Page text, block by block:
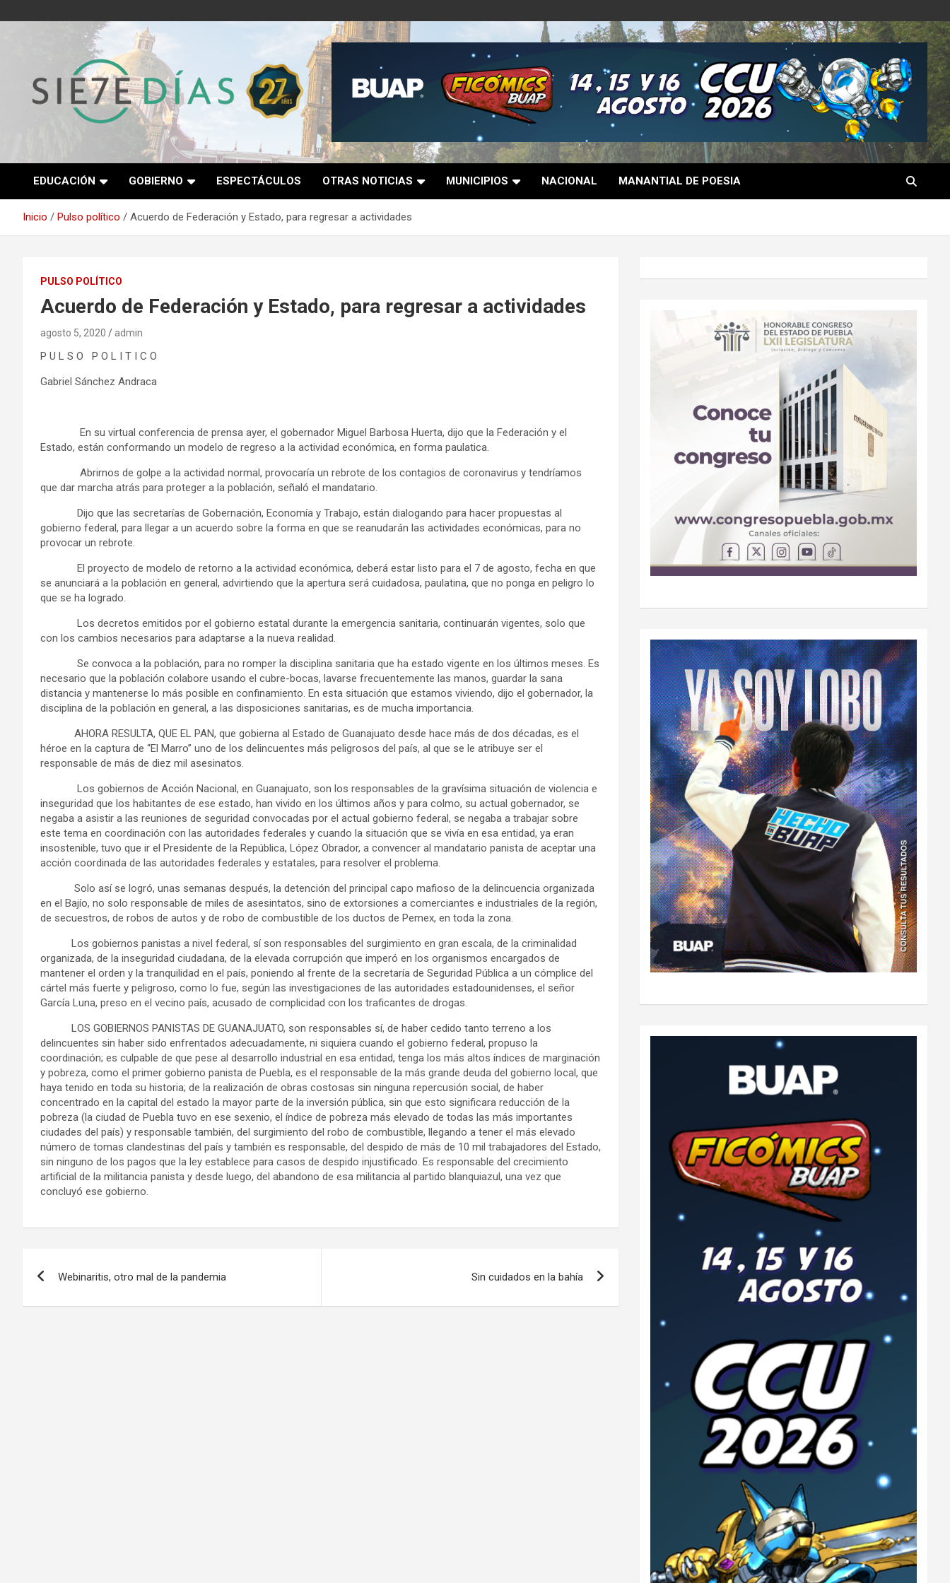
al
Semanario 7 Días
EDUCACIÓN GOBIERNO ESPECTÁCULOS OTRAS NOTICIAS MUNICIPIOS NACIONAL MANANTIAL DE POESIA
Inicio Pulso político Acuerdo de Federación y Estado, para regresar a actividades
PULSO POLÍTICO
Acuerdo de Federación y Estado, para regresar a actividades
agosto 5, 2020 admin
P U L S O P O L I T I C O
Gabriel Sánchez Andraca
En su virtual conferencia de prensa ayer, el gobernador Miguel Barbosa Huerta, dijo que la Federación y el
Estado, están conformando un modelo de regreso a la actividad económica, en forma paulatica.
Abrirnos de golpe a la actividad normal, provocaría un rebrote de los contagios de coronavirus y tendríamos
que dar marcha atrás para proteger a la población, señaló el mandatario.
Dijo que las secretarías de Gobernación, Economía y Trabajo, están dialogando para hacer propuestas al
gobierno federal, para llegar a un acuerdo sobre la forma en que se reanudarán las actividades económicas, para no
provocar un rebrote.
El proyecto de modelo de retorno a la actividad económica, deberá estar listo para el 7 de agosto, fecha en que
se anunciará a la población en general, advirtiendo que la apertura será cuidadosa, paulatina, que no ponga en peligro lo
que se ha logrado.
Los decretos emitidos por el gobierno estatal durante la emergencia sanitaria, continuarán vigentes, solo que
con los cambios necesarios para adaptarse a la nueva realidad.
Se convoca a la población, para no romper la disciplina sanitaria que ha estado vigente en los últimos meses. Es
necesario que la población colabore usando el cubre-bocas, lavarse frecuentemente las manos, guardar la sana
distancia y mantenerse lo más posible en confinamiento. En esta situación que estamos viviendo, dijo el gobernador, la
disciplina de la población en general, a las disposiciones sanitarias, es de mucha importancia.
AHORA RESULTA, QUE EL PAN, que gobierna al Estado de Guanajuato desde hace más de dos décadas, es el
héroe en la captura de “El Marro” uno de los delincuentes más peligrosos del país, al que se le atribuye ser el
responsable de más de diez mil asesinatos.
Los gobiernos de Acción Nacional, en Guanajuato, son los responsables de la gravísima situación de violencia e
inseguridad que los habitantes de ese estado, han vivido en los últimos años y para colmo, su actual gobernador, se
negaba a asistir a las reuniones de seguridad convocadas por el actual gobierno federal, se negaba a trabajar sobre
este tema en coordinación con las autoridades federales y cuando la situación que se vivía en esa entidad, ya eran
insostenible, tuvo que ir el Presidente de la República, López Obrador, a convencer al mandatario panista de aceptar una
acción coordinada de las autoridades federales y estatales, para resolver el problema.
Solo así se logró, unas semanas después, la detención del principal capo mafioso de la delincuencia organizada
en el Bajío, no solo responsable de miles de asesintatos, sino de extorsiones a comerciantes e industriales de la región,
de secuestros, de robos de autos y de robo de combustible de los ductos de Pemex, en toda la zona.
Los gobiernos panistas a nivel federal, sí son responsables del surgimiento en gran escala, de la criminalidad
organizada, de la inseguridad ciudadana, de la elevada corrupción que imperó en los organismos encargados de
mantener el orden y la tranquilidad en el país, poniendo al frente de la secretaría de Seguridad Pública a un cómplice del
cártel más fuerte y peligroso, como lo fue, según las investigaciones de las autoridades estadounidenses, el señor
García Luna, preso en el vecino país, acusado de complicidad con los traficantes de drogas.
LOS GOBIERNOS PANISTAS DE GUANAJUATO, son responsables sí, de haber cedido tanto terreno a los
delincuentes sin haber sido enfrentados adecuadamente, ni siquiera cuando el gobierno federal, propuso la
coordinación; es culpable de que pese al desarrollo industrial en esa entidad, tenga los más altos índices de marginación
y pobreza, como el primer gobierno panista de Puebla, es el responsable de la más grande deuda del gobierno local, que
haya tenido en toda su historia; de la realización de obras costosas sin ninguna repercusión social, de haber
concentrado en la capital del estado la mayor parte de la inversión pública, sin que esto significara reducción de la
pobreza (la ciudad de Puebla tuvo en ese sexenio, el índice de pobreza más elevado de todas las más importantes
ciudades del país) y responsable también, del surgimiento del robo de combustible, llegando a tener el más elevado
número de tomas clandestinas del país y también es responsable, del despido de más de 10 mil trabajadores del Estado,
sin ninguno de los pagos que la ley establece para casos de despido injustificado. Es responsable del crecimiento
artificial de la militancia panista y desde luego, del abandono de esa militancia al partido blanquiazul, una vez que
concluyó ese gobierno.
Webinaritis, otro mal de la pandemia Sin cuidados en la bahía